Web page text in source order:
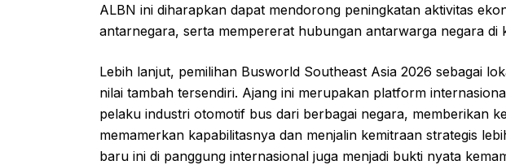
ALBN ini diharapkan dapat mendorong peningkatan aktivitas
antarnegara, serta mempererat hubungan antarwarga negara di
Lebih lanjut, pemilihan Busworld Southeast Asia 2026 sebagai
nilai tambah tersendiri. Ajang ini merupakan platform
pelaku industri otomotif bus dari berbagai negara, memberikan
memamerkan kapabilitasnya dan menjalin kemitraan strategis
baru ini di panggung internasional juga menjadi bukti nyata